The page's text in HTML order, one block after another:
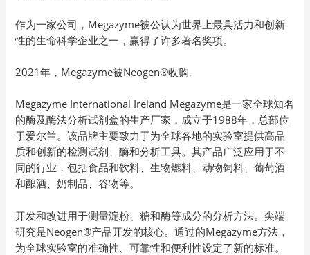
作为一家公司，Megazyme被公认为世界上最具活力和创新
性的生命科学企业之一，赢得了许多著名奖项。
2021年，Megazyme被Neogen®收购。
Megazyme International Ireland Megazyme是一家全球知名
的酶及酶法分析试剂盒的生产厂家，成立于1988年，总部位
于爱尔兰。该品牌主要致力于为全球各地的实验室提供高品
质和创新的检测试剂、酶和分析工具。其产品广泛应用于不
同的行业，包括食品和饮料、生物燃料、动物饲料、葡萄酒
和酿酒、奶制品、谷物等。
开发和改进用于测量淀粉、糖和酶等成分的分析方法。尖端
研究是Neogen®产品开发的核心。通过的Megazyme方法，
为全球实验室的准确性、可靠性和便利性设定了新的标准。